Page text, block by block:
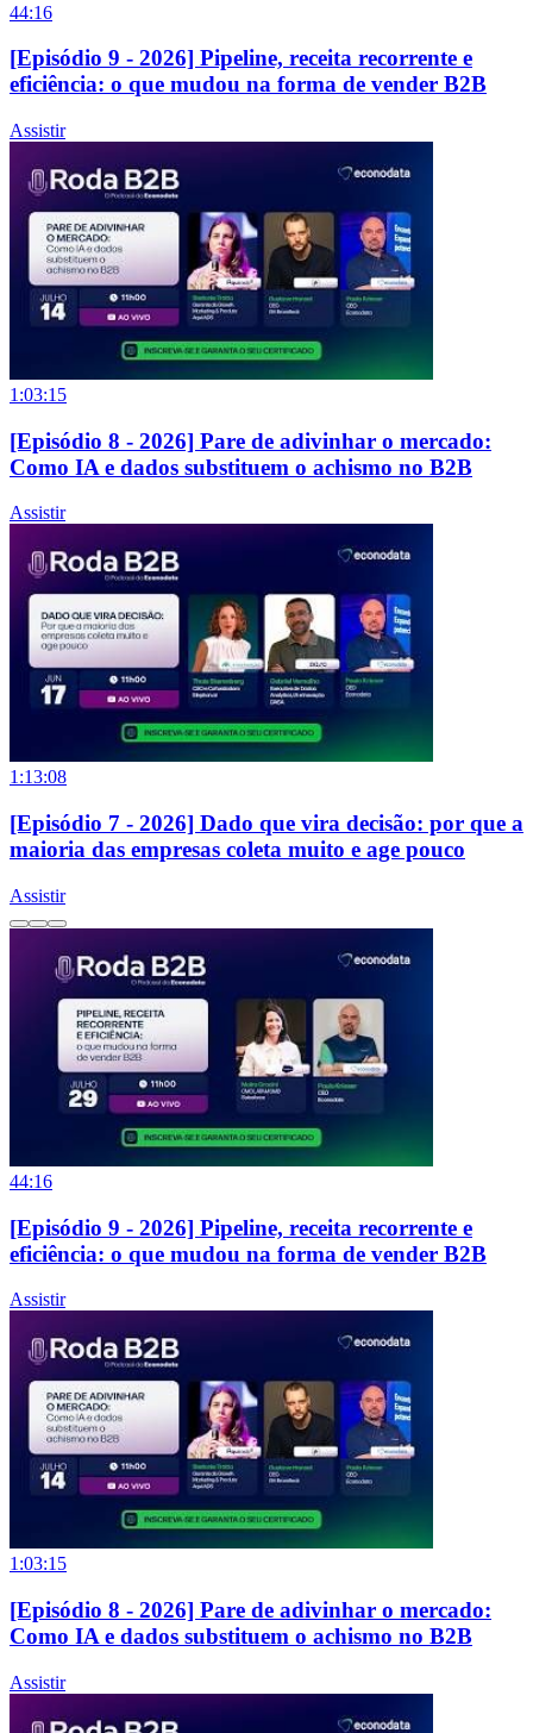
44:16
[Episódio 9 - 2026] Pipeline, receita recorrente e
eficiência: o que mudou na forma de vender B2B
Assistir
1:03:15
[Episódio 8 - 2026] Pare de adivinhar o mercado:
Como IA e dados substituem o achismo no B2B
Assistir
1:13:08
[Episódio 7 - 2026] Dado que vira decisão: por que a
maioria das empresas coleta muito e age pouco
Assistir
44:16
[Episódio 9 - 2026] Pipeline, receita recorrente e
eficiência: o que mudou na forma de vender B2B
Assistir
1:03:15
[Episódio 8 - 2026] Pare de adivinhar o mercado:
Como IA e dados substituem o achismo no B2B
Assistir